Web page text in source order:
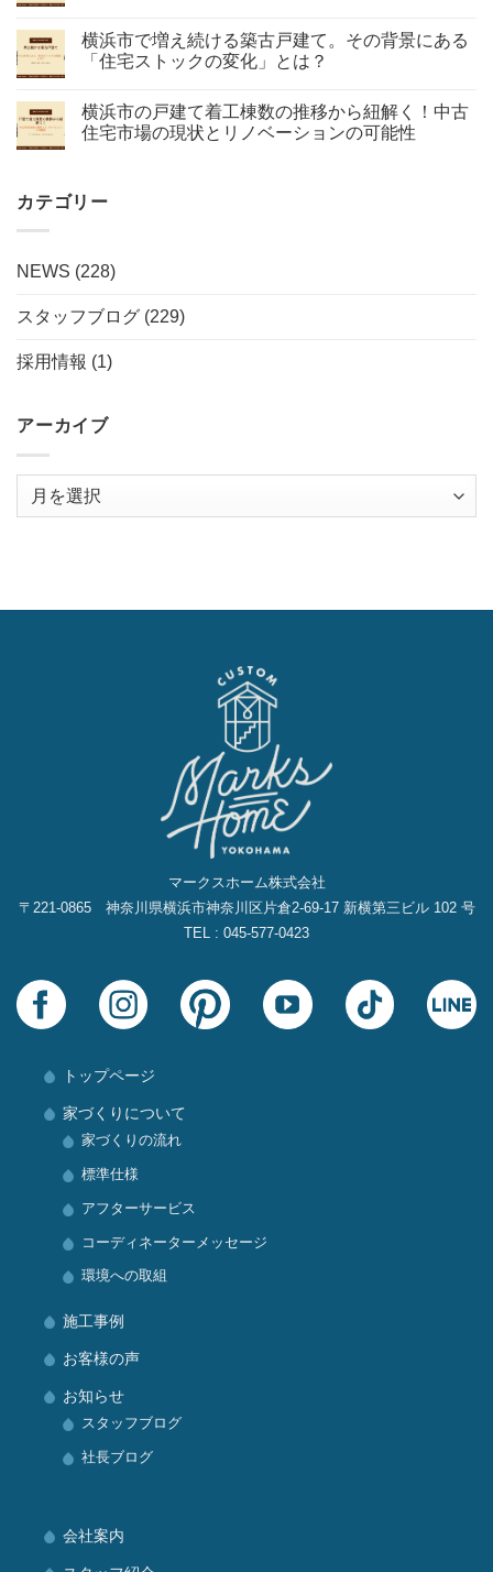
横浜市で増え続ける築古戸建て。その背景にある
「住宅ストックの変化」とは？
横浜市の戸建て着工棟数の推移から紐解く！中古
住宅市場の現状とリノベーションの可能性
カテゴリー
NEWS (228)
スタッフブログ (229)
採用情報 (1)
アーカイブ
ー
マークスホーム株式会社
〒221-0865 神奈川県横浜市神奈川区片倉2‐69‐17 新横第三ビル 102 号
TEL : 045-577-0423
トップページ
家づくりについて
家づくりの流れ
標準仕様
アフターサービス
コーディネーターメッセージ
環境への取組
施工事例
お客様の声
お知らせ
スタッフブログ
社長ブログ
会社案内